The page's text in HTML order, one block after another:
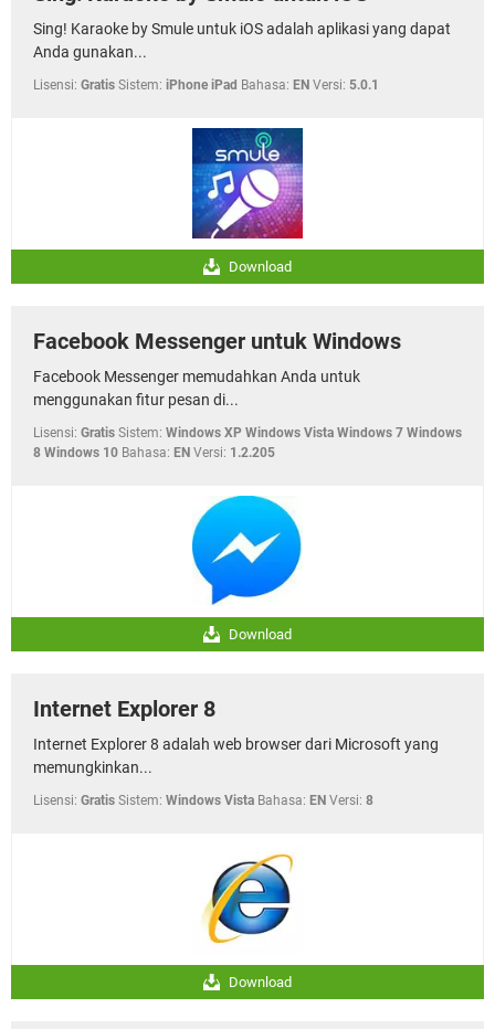
Sing! Karaoke by Smule untuk iOS adalah aplikasi yang dapat
Anda gunakan...
Lisensi: Gratis Sistem: iPhone iPad Bahasa: EN Versi: 5.0.1
Download
Facebook Messenger untuk Windows
Facebook Messenger memudahkan Anda untuk
menggunakan fitur pesan di...
Lisensi: Gratis Sistem: Windows XP Windows Vista Windows 7 Windows
8 Windows 10 Bahasa: EN Versi: 1.2.205
Download
Internet Explorer 8
Internet Explorer 8 adalah web browser dari Microsoft yang
memungkinkan...
Lisensi: Gratis Sistem: Windows Vista Bahasa: EN Versi: 8
Download